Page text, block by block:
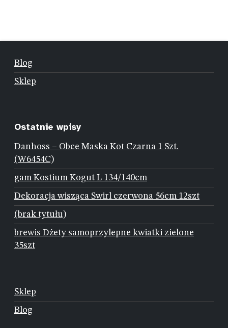
Blog
Sklep
Ostatnie wpisy
Danhoss – Obce Maska Kot Czarna 1 Szt.
(W6454C)
gam Kostium Kogut L 134/140cm
Dekoracja wisząca Swirl czerwona 56cm 12szt
(brak tytułu)
brewis Dżety samoprzylepne kwiatki zielone
35szt
Sklep
Blog